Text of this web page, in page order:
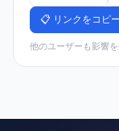
📋 リンクをコピー
他のユーザーも影響